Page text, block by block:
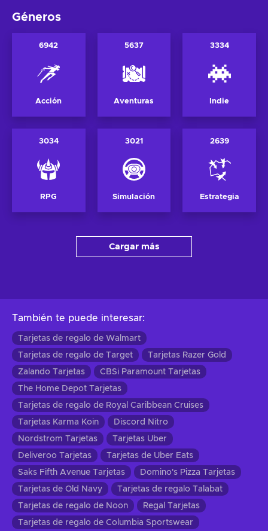
Géneros
6942
Acción
5637
Aventuras
3334
Indie
3034
RPG
3021
Simulación
2639
Estrategia
Cargar más
También te puede interesar:
Tarjetas de regalo de Walmart
Tarjetas de regalo de Target
Tarjetas Razer Gold
Zalando Tarjetas
CBSi Paramount Tarjetas
The Home Depot Tarjetas
Tarjetas de regalo de Royal Caribbean Cruises
Tarjetas Karma Koin
Discord Nitro
Nordstrom Tarjetas
Tarjetas Uber
Deliveroo Tarjetas
Tarjetas de Uber Eats
Saks Fifth Avenue Tarjetas
Domino's Pizza Tarjetas
Tarjetas de Old Navy
Tarjetas de regalo Talabat
Tarjetas de regalo de Noon
Regal Tarjetas
Tarjetas de regalo de Columbia Sportswear